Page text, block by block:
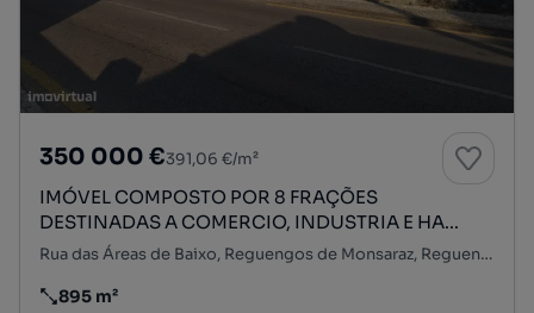
350 000 €391,06 €/m²
IMÓVEL COMPOSTO POR 8 FRAÇÕES
DESTINADAS A COMERCIO, INDUSTRIA E HA...
Rua das Áreas de Baixo, Reguengos de Monsaraz, Reguengos de Monsaraz, Évora
Preço por metro quadrado
895 m²